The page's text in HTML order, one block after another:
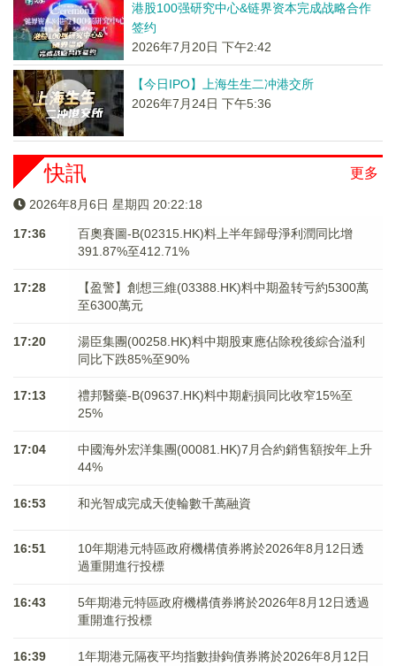
港股100强研究中心&链界资本完成战略合作
签约
2026年7月20日 下午2:42
【今日IPO】上海生生二冲港交所
2026年7月24日 下午5:36
更多
快訊
2026年8月6日 星期四 20:22:18
17:36
百奧賽圖-B(02315.HK)料上半年歸母淨利潤同比增
391.87%至412.71%
17:28
【盈警】創想三維(03388.HK)料中期盈转亏約5300萬
至6300萬元
17:20
湯臣集團(00258.HK)料中期股東應佔除稅後綜合溢利
同比下跌85%至90%
17:13
禮邦醫藥-B(09637.HK)料中期虧損同比收窄15%至
25%
17:04
中國海外宏洋集團(00081.HK)7月合約銷售額按年上升
44%
16:53 和光智成完成天使輪數千萬融資
16:51
10年期港元特區政府機構債券將於2026年8月12日透
過重開進行投標
16:43
5年期港元特區政府機構債券將於2026年8月12日透過
重開進行投標
16:39
1年期港元隔夜平均指數掛鉤債券將於2026年8月12日